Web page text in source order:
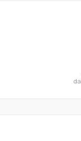
da